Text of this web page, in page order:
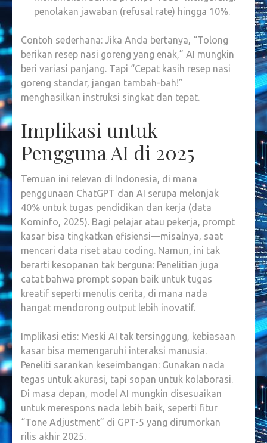
penolakan jawaban (refusal rate) hingga 10%.
Contoh sederhana: Jika Anda bertanya, “Tolong
berikan resep nasi goreng yang enak,” AI mungkin
beri variasi panjang. Tapi “Cepat kasih resep nasi
goreng standar, jangan tambah-bah!”
menghasilkan instruksi singkat dan tepat.
Implikasi untuk
Pengguna AI di 2025
Temuan ini relevan di Indonesia, di mana
penggunaan ChatGPT dan AI serupa melonjak
40% untuk tugas pendidikan dan kerja (data
Kominfo, 2025). Bagi pelajar atau pekerja, prompt
kasar bisa tingkatkan efisiensi—misalnya, saat
mencari data riset atau coding. Namun, ini tak
berarti kesopanan tak berguna: Penelitian juga
catat bahwa prompt sopan baik untuk tugas
kreatif seperti menulis cerita, di mana nada
hangat mendorong output lebih inovatif.
Implikasi etis: Meski AI tak tersinggung, kebiasaan
kasar bisa memengaruhi interaksi manusia.
Peneliti sarankan keseimbangan: Gunakan nada
tegas untuk akurasi, tapi sopan untuk kolaborasi.
Di masa depan, model AI mungkin disesuaikan
untuk merespons nada lebih baik, seperti fitur
“Tone Adjustment” di GPT-5 yang dirumorkan
rilis akhir 2025.